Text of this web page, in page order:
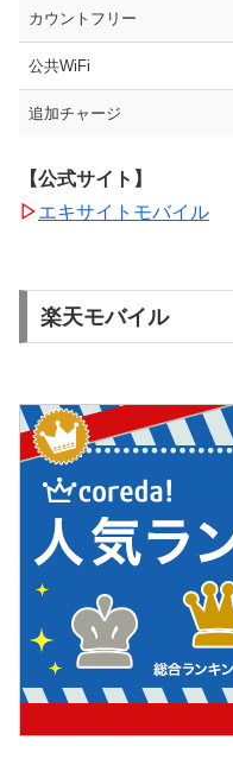
カウントフリー
公共WiFi
追加チャージ
【公式サイト】
▷エキサイトモバイル
楽天モバイル